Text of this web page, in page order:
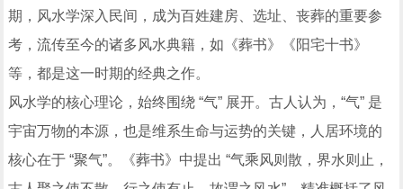
期，风水学深入民间，成为百姓建房、选址、丧葬的重要参
考，流传至今的诸多风水典籍，如《葬书》《阳宅十书》
等，都是这一时期的经典之作。
风水学的核心理论，始终围绕 “气” 展开。古人认为，“气” 是
宇宙万物的本源，也是维系生命与运势的关键，人居环境的
核心在于 “聚气”。《葬书》中提出 “气乘风则散，界水则止，